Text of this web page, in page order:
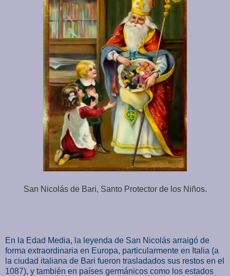
San Nicolás de Bari, Santo Protector de los Niños.
En la Edad Media, la leyenda de San Nicolás arraigó de
forma extraordinaria en Europa, particularmente en Italia (a
la ciudad italiana de Bari fueron trasladados sus restos en el
1087), y también en países germánicos como los estados